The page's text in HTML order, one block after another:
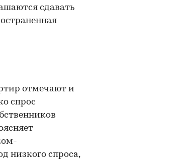
сдавать
отмечают и
спрос
низкого спроса,